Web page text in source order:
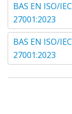
BAS EN ISO/IEC
27001:2023
BAS EN ISO/IEC
27001:2023